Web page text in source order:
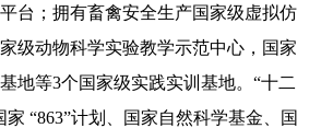
台；拥有畜禽安全生产国家级虚拟仿
级动物科学实验教学示范中心，国家
地等3个国家级实践实训基地。“十二
“863”计划、国家自然科学基金、国